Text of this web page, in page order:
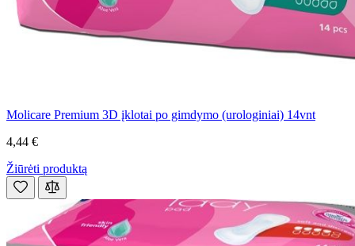
Molicare Premium 3D įklotai po gimdymo (urologiniai) 14vnt
4,44 €
Žiūrėti produktą